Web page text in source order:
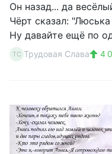
Он назад... да
Чёрт сказал:
Ну давайте ещё по
ТС Трудовая Слава 4